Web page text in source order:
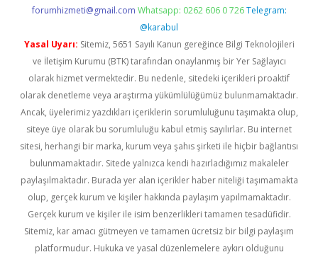
forumhizmeti@gmail.com Whatsapp: 0262 606 0 726 Telegram:
@karabul
Yasal Uyarı: Sitemiz, 5651 Sayılı Kanun gereğince Bilgi Teknolojileri
ve İletişim Kurumu (BTK) tarafından onaylanmış bir Yer Sağlayıcı
olarak hizmet vermektedir. Bu nedenle, sitedeki içerikleri proaktif
olarak denetleme veya araştırma yükümlülüğümüz bulunmamaktadır.
Ancak, üyelerimiz yazdıkları içeriklerin sorumluluğunu taşımakta olup,
siteye üye olarak bu sorumluluğu kabul etmiş sayılırlar. Bu internet
sitesi, herhangi bir marka, kurum veya şahıs şirketi ile hiçbir bağlantısı
bulunmamaktadır. Sitede yalnızca kendi hazırladığımız makaleler
paylaşılmaktadır. Burada yer alan içerikler haber niteliği taşımamakta
olup, gerçek kurum ve kişiler hakkında paylaşım yapılmamaktadır.
Gerçek kurum ve kişiler ile isim benzerlikleri tamamen tesadüfidir.
Sitemiz, kar amacı gütmeyen ve tamamen ücretsiz bir bilgi paylaşım
platformudur. Hukuka ve yasal düzenlemelere aykırı olduğunu